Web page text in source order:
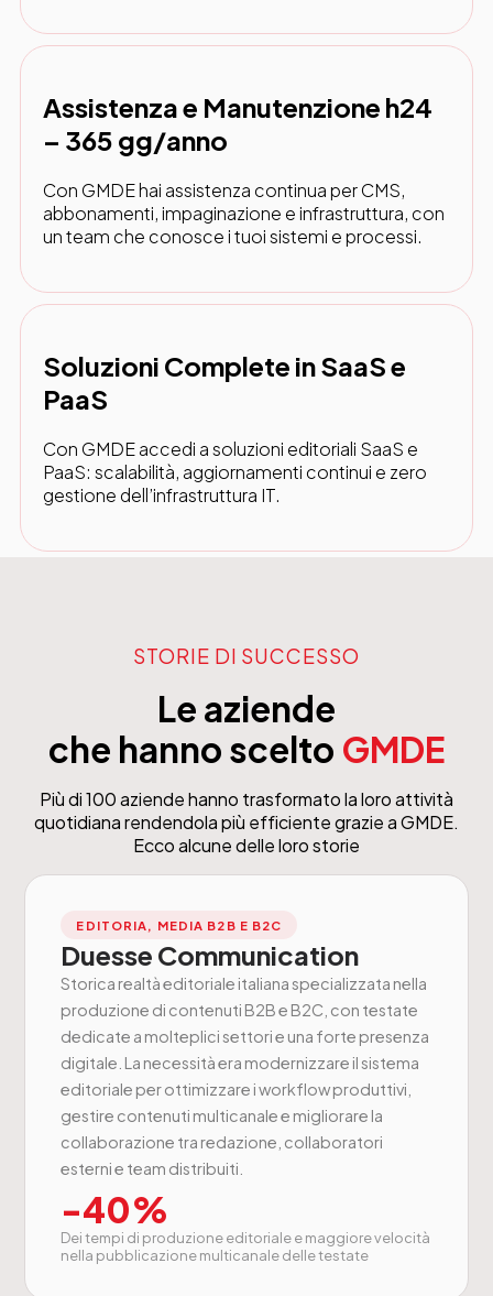
Assistenza e Manutenzione h24
– 365 gg/anno
Con GMDE hai assistenza continua per CMS,
abbonamenti, impaginazione e infrastruttura, con
un team che conosce i tuoi sistemi e processi.
Soluzioni Complete in SaaS e
PaaS
Con GMDE accedi a soluzioni editoriali SaaS e
PaaS: scalabilità, aggiornamenti continui e zero
gestione dell’infrastruttura IT.
STORIE DI SUCCESSO
Le aziende
che hanno scelto GMDE
Più di 100 aziende hanno trasformato la loro attività
quotidiana rendendola più efficiente grazie a GMDE.
Ecco alcune delle loro storie
EDITORIA, MEDIA B2B E B2C
Duesse Communication
Storica realtà editoriale italiana specializzata nella
produzione di contenuti B2B e B2C, con testate
dedicate a molteplici settori e una forte presenza
digitale. La necessità era modernizzare il sistema
editoriale per ottimizzare i workflow produttivi,
gestire contenuti multicanale e migliorare la
collaborazione tra redazione, collaboratori
esterni e team distribuiti.
-40%
Dei tempi di produzione editoriale e maggiore velocità
nella pubblicazione multicanale delle testate